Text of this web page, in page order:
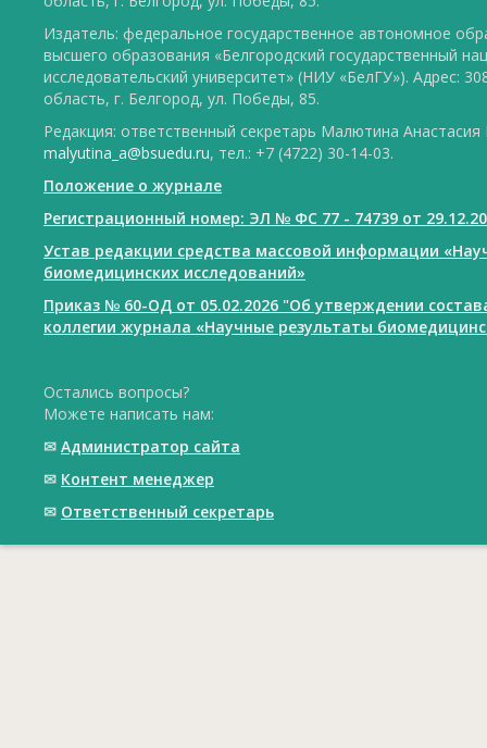
Издатель: федеральное государственное автономное
высшего образования «Белгородский государственный
исследовательский университет» (НИУ «БелГУ»). Адрес:
область, г. Белгород, ул. Победы, 85.
Редакция: ответственный секретарь Малютина
malyutina_a@bsuedu.ru, тел.: +7 (4722) 30-14-03.
Положение о журнале
Регистрационный номер: ЭЛ № ФС 77 - 74739 от
Устав редакции средства массовой информации
биомедицинских исследований»
Приказ № 60-ОД от 05.02.2026 "Об утверждении
коллегии журнала «Научные результаты
Остались вопросы?
Можете написать нам:
✉ Администратор сайта
✉ Контент менеджер
✉ Ответственный cекретарь